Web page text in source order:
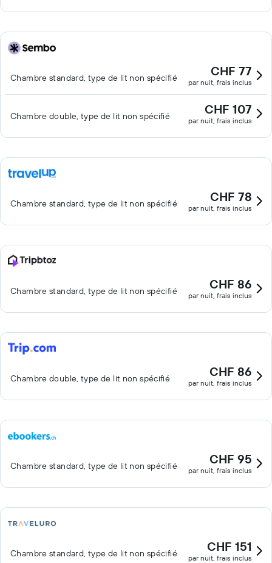
Chambre standard, type de lit non spécifié CHF 77
par nuit, frais inclus
Chambre double, type de lit non spécifié CHF 107
par nuit, frais inclus
Chambre standard, type de lit non spécifié CHF 78
par nuit, frais inclus
Chambre standard, type de lit non spécifié CHF 86
par nuit, frais inclus
Chambre double, type de lit non spécifié CHF 86
par nuit, frais inclus
Chambre standard, type de lit non spécifié CHF 95
par nuit, frais inclus
Chambre standard, type de lit non spécifié CHF 151
par nuit, frais inclus